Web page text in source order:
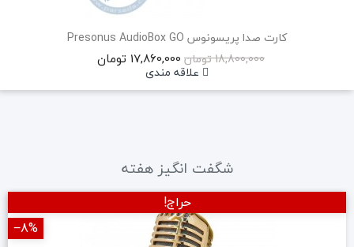
کارت صدا پریسونوس Presonus AudioBox GO
18,800,000 تومان
17,860,000 تومان
علاقه مندی
شگفت انگیز هفته
حراج!
‎−8%